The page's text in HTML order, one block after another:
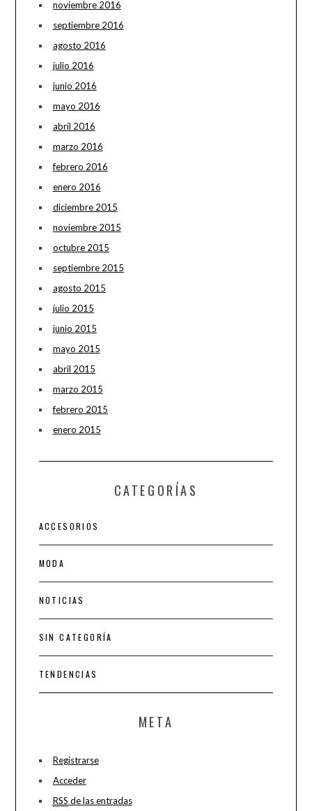
noviembre 2016
septiembre 2016
agosto 2016
julio 2016
junio 2016
mayo 2016
abril 2016
marzo 2016
febrero 2016
enero 2016
diciembre 2015
noviembre 2015
octubre 2015
septiembre 2015
agosto 2015
julio 2015
junio 2015
mayo 2015
abril 2015
marzo 2015
febrero 2015
enero 2015
CATEGORÍAS
ACCESORIOS
MODA
NOTICIAS
SIN CATEGORÍA
TENDENCIAS
META
Registrarse
Acceder
RSS de las entradas